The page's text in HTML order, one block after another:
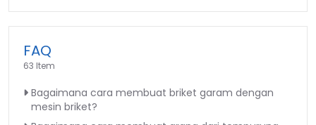
FAQ
63 Item
Bagaimana cara membuat briket garam dengan
mesin briket?